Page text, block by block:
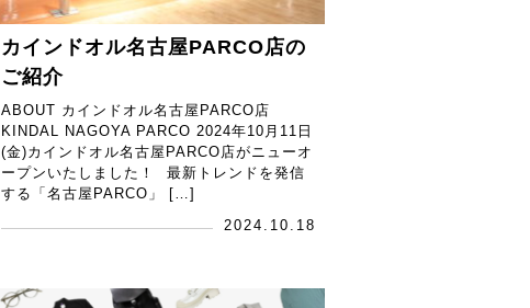
カインドオル名古屋PARCO店の
ご紹介
ABOUT カインドオル名古屋PARCO店
KINDAL NAGOYA PARCO 2024年10月11日
(金)カインドオル名古屋PARCO店がニューオ
ープンいたしました！ ⁡ 最新トレンドを発信
する「名古屋PARCO」 […]
2024.10.18